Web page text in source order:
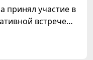
Азия –
принял участие в
встрече